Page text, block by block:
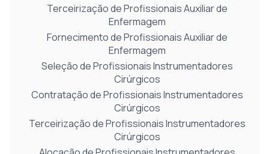
Terceirização de Profissionais Auxiliar de
Enfermagem
Fornecimento de Profissionais Auxiliar de
Enfermagem
Seleção de Profissionais Instrumentadores
Cirúrgicos
Contratação de Profissionais Instrumentadores
Cirúrgicos
Terceirização de Profissionais Instrumentadores
Cirúrgicos